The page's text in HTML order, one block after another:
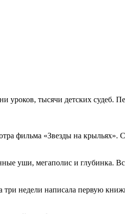
тысячи детских судеб.
фильма «Звезды на крыльях».
уши, мегаполис и глубинка.
недели написала первую